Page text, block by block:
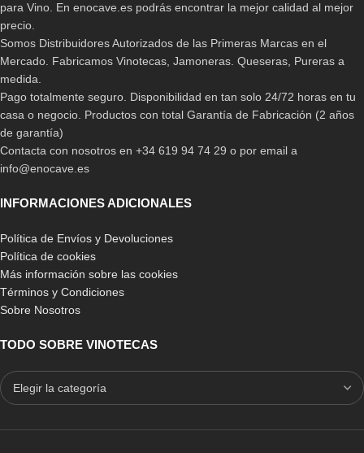
para Vino. En enocave.es podrás encontrar la mejor calidad al mejor
precio.
Somos Distribuidores Autorizados de las Primeras Marcas en el
Mercado. Fabricamos Vinotecas, Jamoneras. Queseras, Pureras a
medida.
Pago totalmente seguro. Disponibilidad en tan solo 24/72 horas en tu
casa o negocio. Productos con total Garantía de Fabricación (2 años
de garantía)
Contacta con nosotros en +34 619 94 74 29 o por email a
info@enocave.es
INFORMACIONES ADICIONALES
Política de Envíos y Devoluciones
Política de cookies
Más información sobre las cookies
Términos y Condiciones
Sobre Nosotros
TODO SOBRE VINOTECAS